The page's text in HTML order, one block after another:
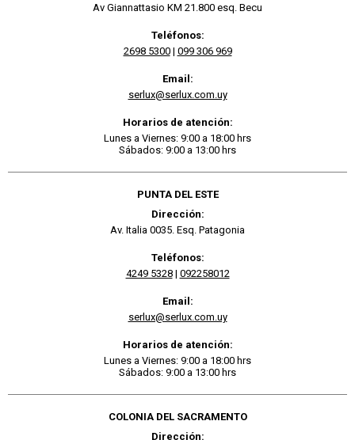
Av Giannattasio KM 21.800 esq. Becu
Teléfonos:
2698 5300| 099 306 969
Email:
serlux@serlux.com.uy
Horarios de atención:
Lunes a Viernes: 9:00 a 18:00 hrs
Sábados: 9:00 a 13:00 hrs
PUNTA DEL ESTE
Dirección:
Av. Italia 0035. Esq. Patagonia
Teléfonos:
4249 5328| 092258012
Email:
serlux@serlux.com.uy
Horarios de atención:
Lunes a Viernes: 9:00 a 18:00 hrs
Sábados: 9:00 a 13:00 hrs
COLONIA DEL SACRAMENTO
Dirección: